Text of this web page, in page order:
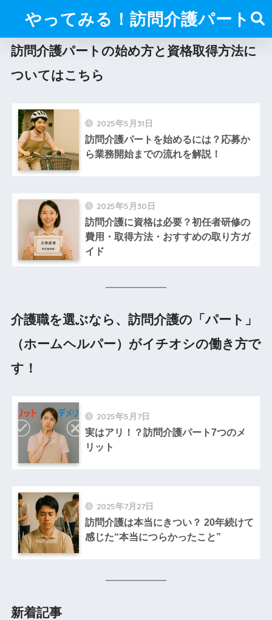
やってみる！訪問介護パート
訪問介護パートの始め方と資格取得方法に
ついてはこちら
2025年5月31日
訪問介護パートを始めるには？応募か
ら業務開始までの流れを解説！
2025年5月30日
訪問介護に資格は必要？初任者研修の
費用・取得方法・おすすめの取り方ガ
イド
介護職を選ぶなら、訪問介護の「パート」
（ホームヘルパー）がイチオシの働き方で
す！
2025年5月7日
実はアリ！？訪問介護パート7つのメ
リット
2025年7月27日
訪問介護は本当にきつい？ 20年続けて
感じた“本当につらかったこと”
新着記事